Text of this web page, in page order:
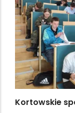
Kortowskie